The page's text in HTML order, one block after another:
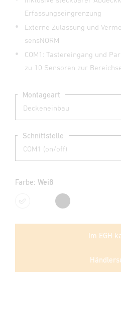
Erfassungseingrenzung
Externe Zulassung und
sensNORM
COM1: Tastereingang und
zu 10 Sensoren zur
Montageart
Schnittstelle
Farbe: Weiß
Weiß Schwarz
Im EGH